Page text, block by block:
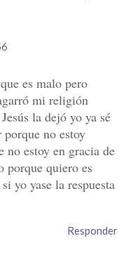
es malo pero
mi religión
la dejó yo ya sé
no estoy
no estoy en gracia de
porque quiero es
yo yase la respuesta
Responder